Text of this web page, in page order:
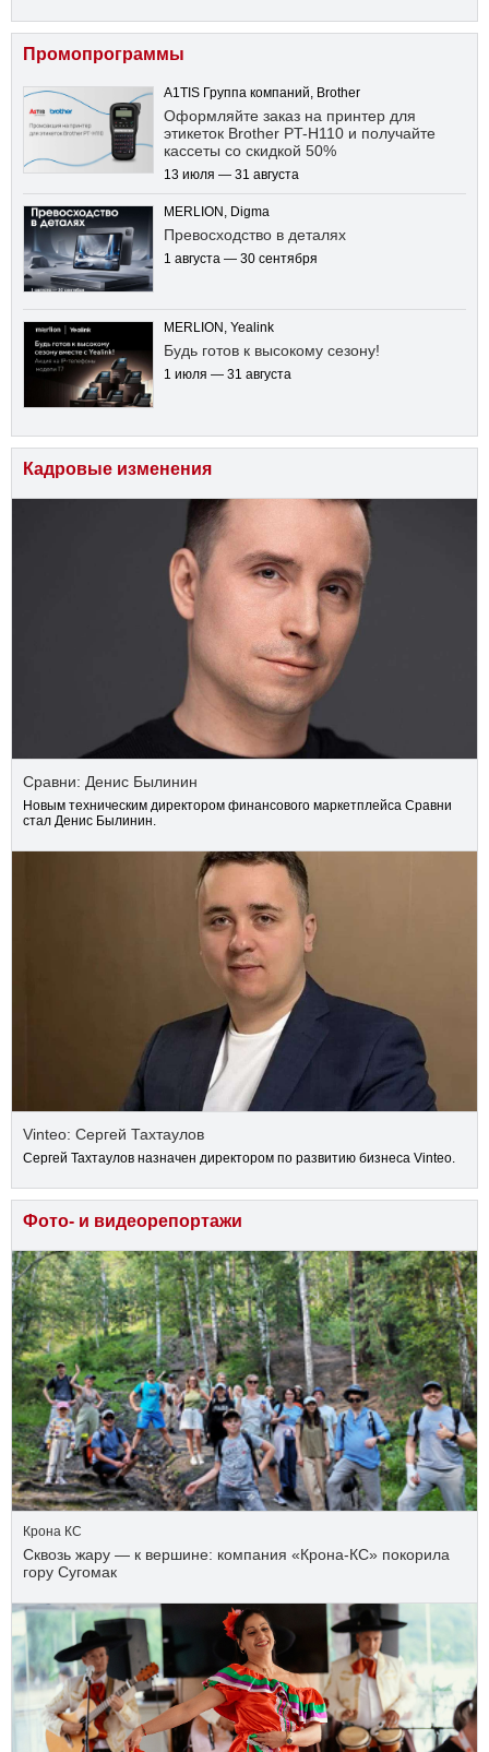
Промопрограммы
A1TIS Группа компаний, Brother
Оформляйте заказ на принтер для
этикеток Brother PT-H110 и получайте
кассеты со скидкой 50%
13 июля — 31 августа
MERLION, Digma
Превосходство в деталях
1 августа — 30 сентября
MERLION, Yealink
Будь готов к высокому сезону!
1 июля — 31 августа
Кадровые изменения
Сравни: Денис Былинин
Новым техническим директором финансового маркетплейса Сравни
стал Денис Былинин.
Vinteo: Сергей Тахтаулов
Сергей Тахтаулов назначен директором по развитию бизнеса Vinteo.
Фото- и видеорепортажи
Крона КС
Сквозь жару — к вершине: компания «Крона‑КС» покорила
гору Сугомак